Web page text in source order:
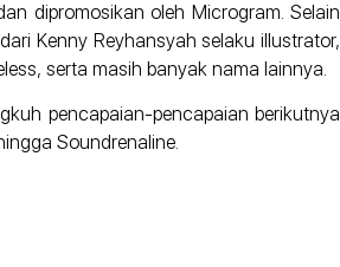
dipromosikan oleh Microgram. Selain
Kenny Reyhansyah selaku illustrator,
serta masih banyak nama lainnya.
pencapaian-pencapaian berikutnya
Soundrenaline.